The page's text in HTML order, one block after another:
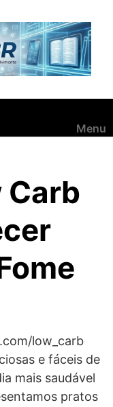
Menu
Carb
low_carb
e fáceis de
mais saudável
pratos